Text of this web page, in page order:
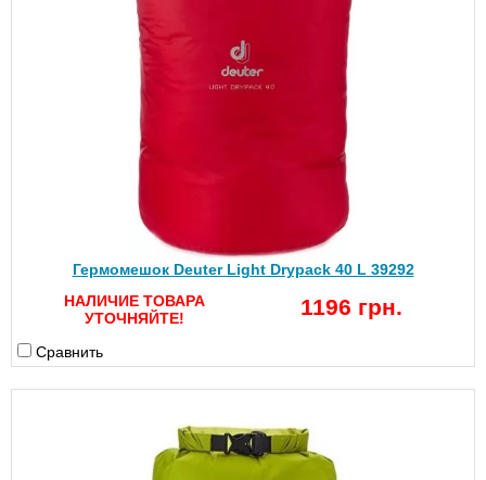
Гермомешок Deuter Light Drypack 40 L 39292
НАЛИЧИЕ ТОВАРА
УТОЧНЯЙТЕ!
1196 грн.
Сравнить